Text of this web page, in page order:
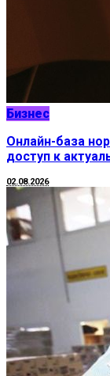
Бизнес
Онлайн-база
доступ к
02.08.2026